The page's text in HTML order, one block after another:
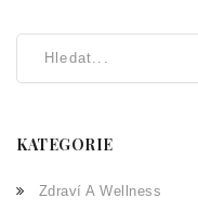
KATEGORIE
Zdraví A Wellness